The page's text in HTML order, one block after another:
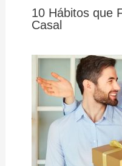
10 Hábitos que
Casal